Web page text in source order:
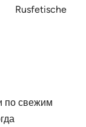
Rusfetische
по свежим